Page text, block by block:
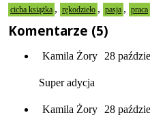
cicha książka , rękodzieło , pasja , praca
Komentarze (5)
Kamila Żory 28
Super adycja
Kamila Żory 28